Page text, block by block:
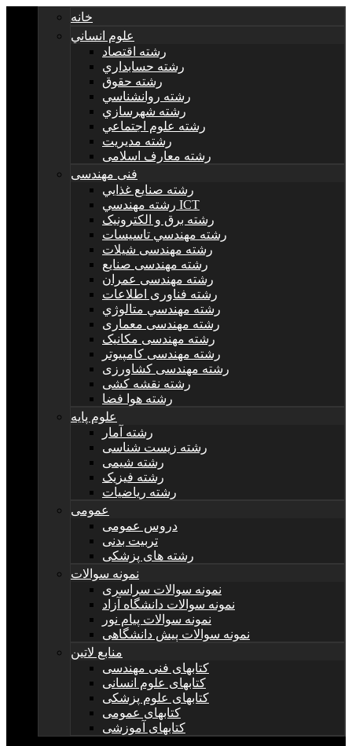
خانه
علوم انساني
رشته اقتصاد
رشته حسابداري
رشته حقوق
رشته روانشناسي
رشته شهرسازي
رشته علوم اجتماعي
رشته مديريت
رشته معارف اسلامی
فنی مهندسی
رشته صنايع غذايي
رشته مهندسي ICT
رشته برق و الکترونيک
رشته مهندسي تاسيسات
رشته مهندسی شیلات
رشته مهندسی صنایع
رشته مهندسی عمران
رشته فناوری اطلاعات
رشته مهندسي متالوژي
رشته مهندسی معماری
رشته مهندسی مکانیک
رشته مهندسی کامپیوتر
رشته مهندسی کشاورزی
رشته نقشه کشی
رشته هوا فضا
علوم پایه
رشته آمار
رشته زیست شناسی
رشته شیمی
رشته فیزیک
رشته ریاضیات
عمومی
دروس عمومی
تربیت بدنی
رشته های پزشکی
نمونه سوالات
نمونه سوالات سراسری
نمونه سوالات دانشگاه آزاد
نمونه سوالات پیام نور
نمونه سوالات پیش دانشگاهی
منابع لاتین
کتابهای فنی مهندسی
کتابهای علوم انسانی
کتابهای علوم پزشکی
کتابهای عمومی
کتابهای آموزشی